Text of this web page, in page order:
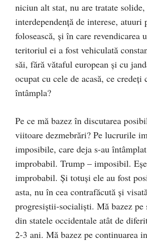
niciun alt stat, nu are tratate solide,
interdependenţă de interese, atuuri
folosească, şi în care revendicarea
teritoriul ei a fost vehiculată
săi, fără vătaful european şi cu
ocupat cu cele de acasă, ce credeţi
întâmpla?
Pe ce mă bazez în discutarea
viitoare dezmebrări? Pe lucrurile
imposibile, care deja s-au
improbabil. Trump – imposibil.
improbabil. Şi totuşi ele au fost
asta, nu în cea contrafăcută şi
progresiştii-socialişti. Mă bazez
din statele occidentale atât de
2-3 ani. Mă bazez pe continuarea